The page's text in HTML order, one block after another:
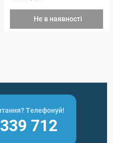
Не в наявності
Телефонуй!
712